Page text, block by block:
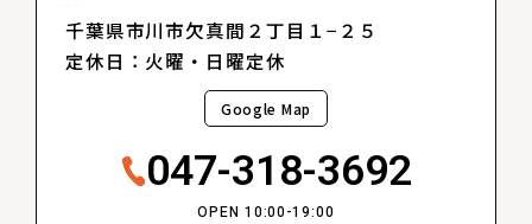
千葉県市川市欠真間２丁目１−２５
定休日：火曜・日曜定休
Google Map
047-318-3692
OPEN 10:00-19:00